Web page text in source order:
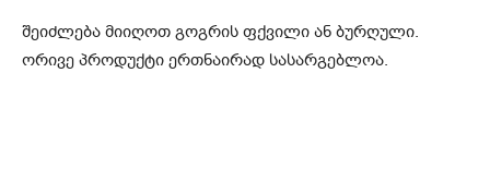
შეიძლება მიიღოთ გოგრის ფქვილი ან ბურღული.
ორივე პროდუქტი ერთნაირად სასარგებლოა.